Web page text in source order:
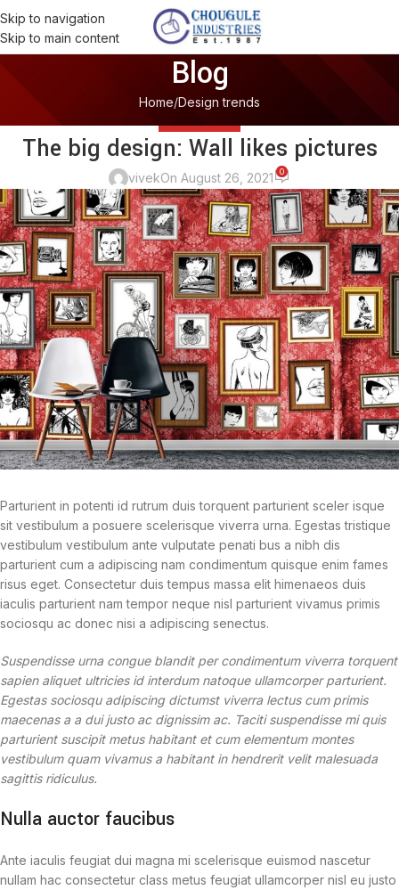
Skip to navigation
Skip to main content
Blog
Home Design trends
The big design: Wall likes pictures
vivekOn August 26, 2021 0
Parturient in potenti id rutrum duis torquent parturient sceler isque
sit vestibulum a posuere scelerisque viverra urna. Egestas tristique
vestibulum vestibulum ante vulputate penati bus a nibh dis
parturient cum a adipiscing nam condimentum quisque enim fames
risus eget. Consectetur duis tempus massa elit himenaeos duis
iaculis parturient nam tempor neque nisl parturient vivamus primis
sociosqu ac donec nisi a adipiscing senectus.
Suspendisse urna congue blandit per condimentum viverra torquent
sapien aliquet ultricies id interdum natoque ullamcorper parturient.
Egestas sociosqu adipiscing dictumst viverra lectus cum primis
maecenas a a dui justo ac dignissim ac. Taciti suspendisse mi quis
parturient suscipit metus habitant et cum elementum montes
vestibulum quam vivamus a habitant in hendrerit velit malesuada
sagittis ridiculus.
Nulla auctor faucibus
Ante iaculis feugiat dui magna mi scelerisque euismod nascetur
nullam hac consectetur class metus feugiat ullamcorper nisl eu justo